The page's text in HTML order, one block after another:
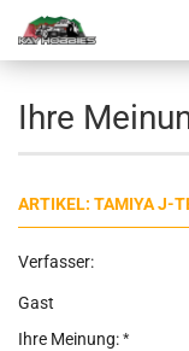
Ihre
ARTIKEL: TAMIYA J-
Verfasser:
Gast
Ihre Meinung: